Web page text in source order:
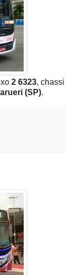
2 6323, chassi
(SP).